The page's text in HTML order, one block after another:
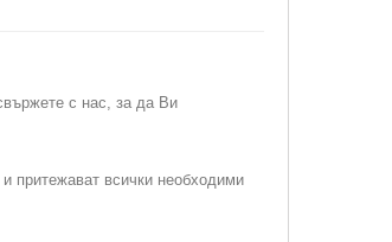
с нас, за да Ви
притежават всички необходими